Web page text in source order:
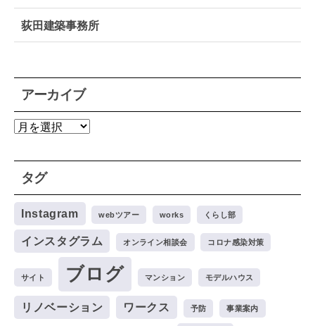
｜
大
野
区
荻田建築事務所
アーカイブ
ア
カ
イ
ブ
タグ
Instagram webツアー works くらし部
インスタグラム オンライン相談会 コロナ感染対策
サイト ブログ マンション モデルハウス
リノベーション ワークス 予防 事業案内